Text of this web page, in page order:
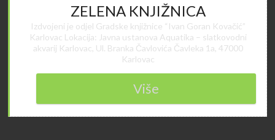
ZELENA KNJIŽNICA
Izdvojeni je odjel Gradske knjižnice “Ivan Goran Kovačić”
Karlovac Lokacija: Javna ustanova Aquatika – slatkovodni
akvarij Karlovac, Ul. Branka Čavlovića Čavleka 1a, 47000
Karlovac
Više